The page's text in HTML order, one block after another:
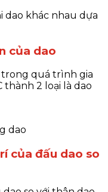
dao khác nhau dựa
của dao
trong quá trình gia
thành 2 loại là dao
dao
của đấu dao so